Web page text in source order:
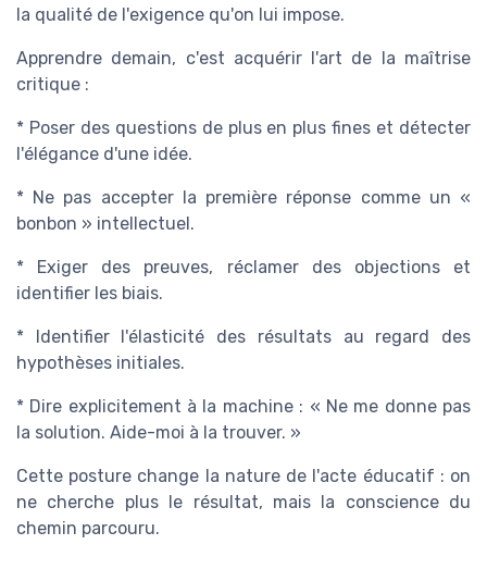
la qualité de l'exigence qu'on lui impose.
Apprendre demain, c'est acquérir l'art de la maîtrise
critique :
* Poser des questions de plus en plus fines et détecter
l'élégance d'une idée.
* Ne pas accepter la première réponse comme un «
bonbon » intellectuel.
* Exiger des preuves, réclamer des objections et
identifier les biais.
* Identifier l'élasticité des résultats au regard des
hypothèses initiales.
* Dire explicitement à la machine : « Ne me donne pas
la solution. Aide-moi à la trouver. »
Cette posture change la nature de l'acte éducatif : on
ne cherche plus le résultat, mais la conscience du
chemin parcouru.